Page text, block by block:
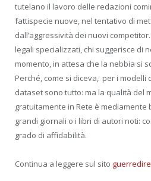
tutelano il lavoro delle redazioni
fattispecie nuove, nel tentativo di
dall’aggressività dei nuovi
legali specializzati, chi suggerisce di
momento, in attesa che la nebbia si
Perché, come si diceva, per i modelli
dataset sono tutto: ma la qualità del
gratuitamente in Rete è mediamente
grandi giornali o i libri di autori noti:
grado di affidabilità.
Continua a leggere sul sito